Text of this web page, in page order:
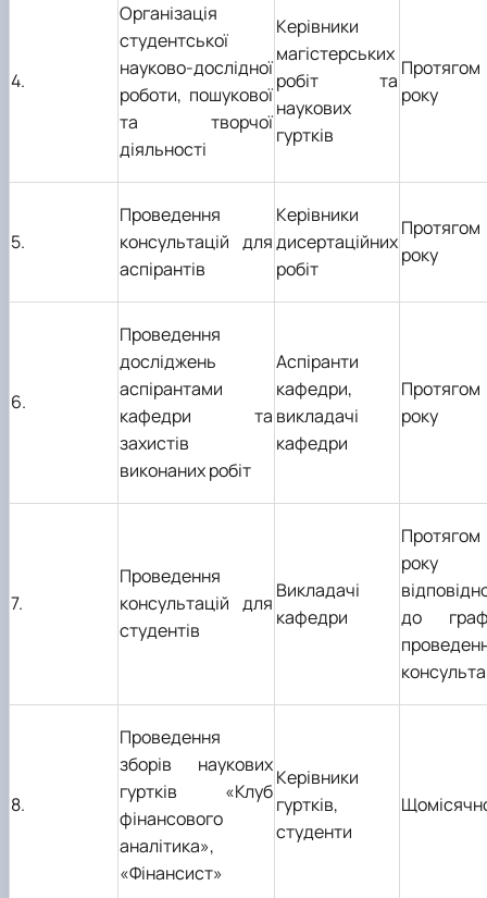
4.
Організація
студентської
науково-дослідної
роботи, пошукової
та творчої
діяльності
Керівники
магістерських
робіт та
наукових
гуртків
Протягом
року
5.
Проведення
консультацій для
аспірантів
Керівники
дисертаційних
робіт
Протягом
року
6.
Проведення
досліджень
аспірантами
кафедри та
захистів
виконаних робіт
Аспіранти
кафедри,
викладачі
кафедри
Протягом
року
7.
Проведення
консультацій для
студентів
Викладачі
кафедри
Протягом
року
до
8.
Проведення
зборів наукових
гуртків «Клуб
фінансового
аналітика»,
«Фінансист»
Керівники
гуртків,
студенти